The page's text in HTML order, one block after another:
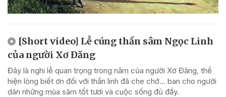
[Short video] Lễ cúng thần sâm Ngọc Linh
của người Xơ Đăng
Đây là nghi lễ quan trọng trong năm của người Xơ Đăng, thể
hiện lòng biết ơn đối với thần linh đã che chở... ban cho người
dân những mùa sâm tốt tươi và cuộc sống đủ đầy.